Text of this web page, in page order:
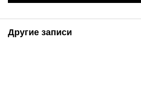
Другие записи